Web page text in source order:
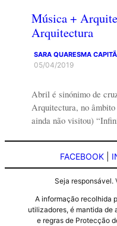
Música +
Arquitectura
SARA QUARESMA
05/04/2019
Abril é sinónimo de
Arquitectura, no
ainda não visitou)
FACEBOOK
Seja responsável.
A informação recolhida
utilizadores, é mantida de
e regras de Protecção